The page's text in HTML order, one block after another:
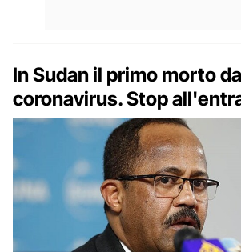
In Sudan il primo morto da
coronavirus. Stop